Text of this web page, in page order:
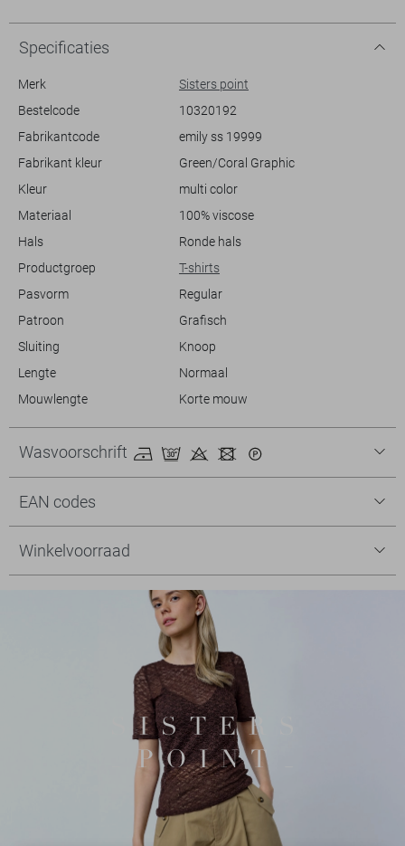
outfits. De zachte roze en groen tinten in het grafische patroon geven
een speels tintje, zonder te overheersen.
Dit T-shirt is niet alleen stijlvol, maar ook veelzijdig in gebruik. Of je nu
perfect in elke setting. Combineer het met een lichte jeans of een
comfortabele short om een frisse, zomerse look te creëren. De
subtiele knoopsluiting aan de achterkant voegt een extra detail toe
combineren kledingstuk dat moeiteloos bij verschillende stijlen past.
Specificaties
Merk
Sisters point
Bestelcode
10320192
Fabrikantcode
emily ss 19999
Fabrikant kleur
Green/Coral Graphic
Kleur
multi color
Materiaal
100% viscose
Hals
Ronde hals
Productgroep
T-shirts
Pasvorm
Regular
Patroon
Grafisch
Sluiting
Knoop
Lengte
Normaal
Mouwlengte
Korte mouw
Wasvoorschrift
EAN codes
Winkelvoorraad